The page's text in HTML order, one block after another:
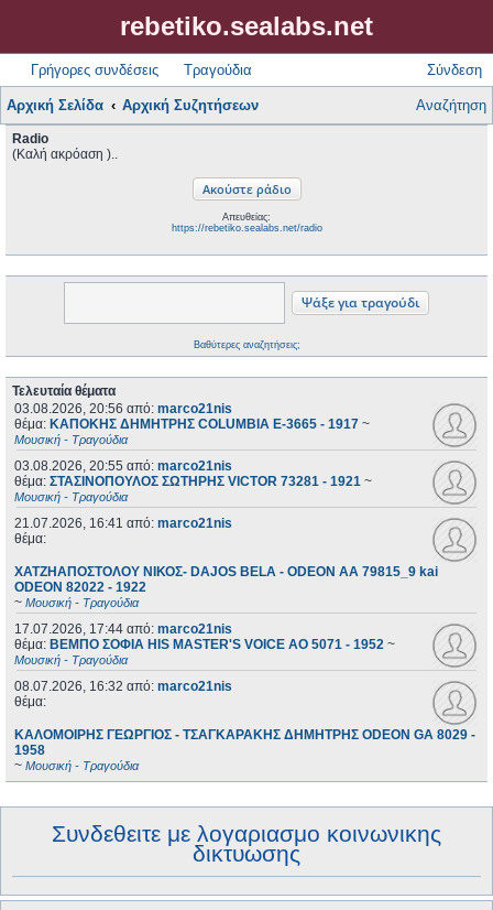
rebetiko.sealabs.net
Γρήγορες συνδέσεις Τραγούδια Σύνδεση
Αρχική Σελίδα Αρχική Συζητήσεων Αναζήτηση
Radio
(Καλή ακρόαση )..
Απευθείας:
https://rebetiko.sealabs.net/radio
Βαθύτερες αναζητήσεις;
Τελευταία θέματα
03.08.2026, 20:56 από: marco21nis
θέμα: ΚΑΠΟΚΗΣ ΔΗΜΗΤΡΗΣ COLUMBIA E-3665 - 1917 ~
Μουσική - Τραγούδια
03.08.2026, 20:55 από: marco21nis
θέμα: ΣΤΑΣΙΝΟΠΟΥΛΟΣ ΣΩΤΗΡΗΣ VICTOR 73281 - 1921 ~
Μουσική - Τραγούδια
21.07.2026, 16:41 από: marco21nis
θέμα:
ΧΑΤΖΗΑΠΟΣΤΟΛΟΥ ΝΙΚΟΣ- DAJOS BELA - ODEON AA 79815_9 kai
ODEON 82022 - 1922
~ Μουσική - Τραγούδια
17.07.2026, 17:44 από: marco21nis
θέμα: ΒΕΜΠΟ ΣΟΦΙΑ HIS MASTER'S VOICE AO 5071 - 1952 ~
Μουσική - Τραγούδια
08.07.2026, 16:32 από: marco21nis
θέμα:
ΚΑΛΟΜΟΙΡΗΣ ΓΕΩΡΓΙΟΣ - ΤΣΑΓΚΑΡΑΚΗΣ ΔΗΜΗΤΡΗΣ ODEON GA 8029 -
1958
~ Μουσική - Τραγούδια
Συνδεθειτε με λογαριασμο κοινωνικης
δικτυωσης